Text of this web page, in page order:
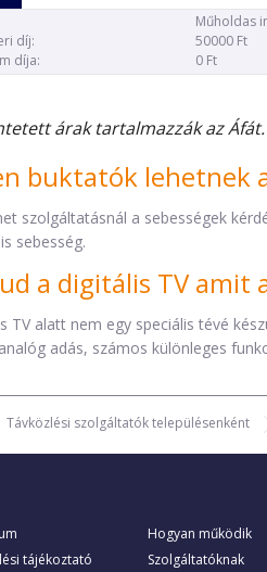
Műholdas
díj:
50000 Ft
díja:
0 Ft
árak tartalmazzák az Áfát.
buktatók lehetnek
szolgáltatásnál a sebességek
sebesség.
a digitális TV amit
TV alatt nem egy speciális tévé
adás, számos különleges
Távközlési szolgáltatók településenként
tájékoztató
Hogyan működik
Szolgáltatóknak